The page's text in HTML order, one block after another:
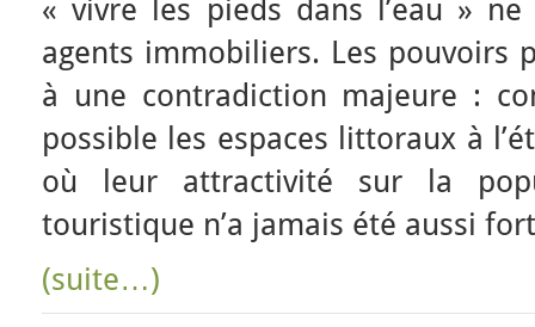
« vivre les pieds dans l’eau »
agents immobiliers. Les pouvoirs
à une contradiction majeure :
possible les espaces littoraux à
où leur attractivité sur la
touristique n’a jamais été aussi
(suite…)